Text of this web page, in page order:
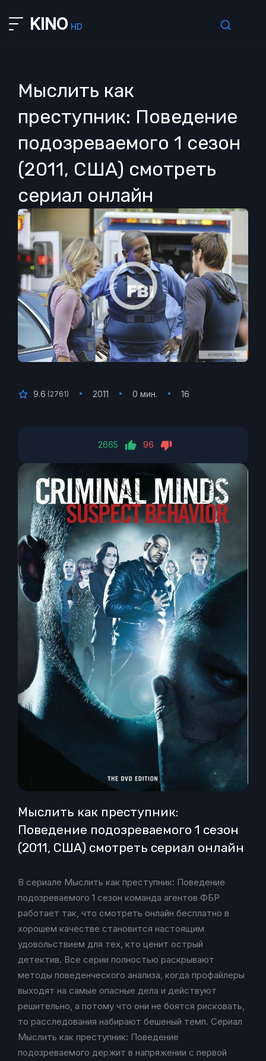
KINO HD
Мыслить как
преступник: Поведение
подозреваемого 1 сезон
(2011, США) смотреть
сериал онлайн
9.6 (2761) 2011 0 мин. 16
2665 96
Мыслить как преступник:
Поведение подозреваемого 1 сезон
(2011, США) смотреть сериал онлайн
В сериале Мыслить как преступник: Поведение
подозреваемого 1 сезон команда агентов ФБР
работает так, что смотреть онлайн бесплатно в
хорошем качестве становится настоящим
удовольствием для тех, кто ценит острый
детектив. Все серии полностью раскрывают
методы поведенческого анализа, когда профайлеры
выходят на самые опасные дела и действуют
решительно, а потому что они не боятся рисковать,
то расследования набирают бешеный темп. Сериал
Мыслить как преступник: Поведение
подозреваемого держит в напряжении с первой